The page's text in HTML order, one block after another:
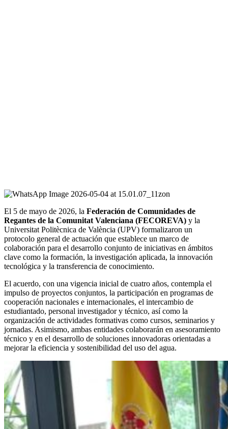
El 5 de mayo de 2026, la Federación de Comunidades de
Regantes de la Comunitat Valenciana (FECOREVA) y la
Universitat Politècnica de València (UPV) formalizaron un
protocolo general de actuación que establece un marco de
colaboración para el desarrollo conjunto de iniciativas en ámbitos
clave como la formación, la investigación aplicada, la innovación
tecnológica y la transferencia de conocimiento.
El acuerdo, con una vigencia inicial de cuatro años, contempla el
impulso de proyectos conjuntos, la participación en programas de
cooperación nacionales e internacionales, el intercambio de
estudiantado, personal investigador y técnico, así como la
organización de actividades formativas como cursos, seminarios y
jornadas. Asimismo, ambas entidades colaborarán en asesoramiento
técnico y en el desarrollo de soluciones innovadoras orientadas a
mejorar la eficiencia y sostenibilidad del uso del agua.